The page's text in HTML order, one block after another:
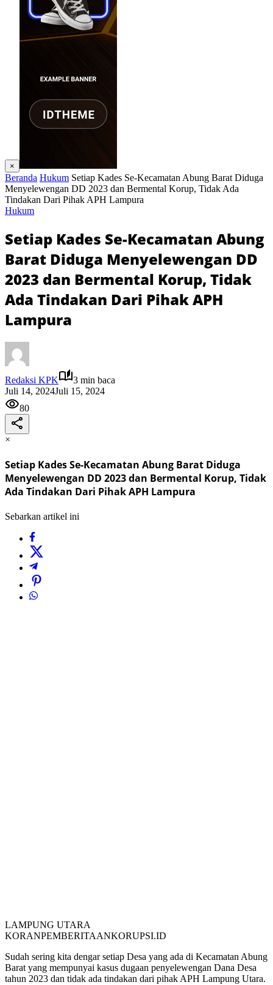
×
Beranda Hukum Setiap Kades Se-Kecamatan Abung Barat Diduga
Menyelewengan DD 2023 dan Bermental Korup, Tidak Ada
Tindakan Dari Pihak APH Lampura
Hukum
Setiap Kades Se-Kecamatan Abung
Barat Diduga Menyelewengan DD
2023 dan Bermental Korup, Tidak
Ada Tindakan Dari Pihak APH
Lampura
Redaksi KPK
3 min baca
Juli 14, 2024Juli 15, 2024
80
×
Setiap Kades Se-Kecamatan Abung Barat Diduga
Menyelewengan DD 2023 dan Bermental Korup, Tidak
Ada Tindakan Dari Pihak APH Lampura
Sebarkan artikel ini
LAMPUNG UTARA
KORANPEMBERITAANKORUPSI.ID
Sudah sering kita dengar setiap Desa yang ada di Kecamatan Abung
Barat yang mempunyai kasus dugaan penyelewengan Dana Desa
tahun 2023 dan tidak ada tindakan dari pihak APH Lampung Utara.